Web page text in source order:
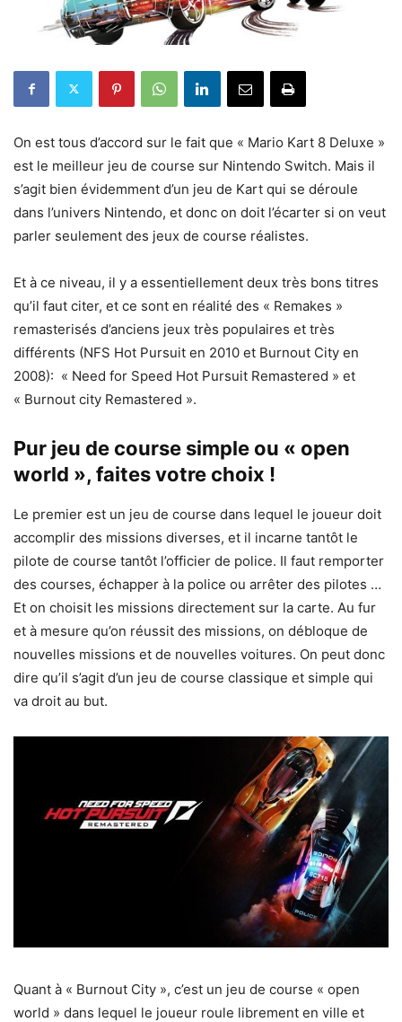
On est tous d’accord sur le fait que « Mario Kart 8 Deluxe »
est le meilleur jeu de course sur Nintendo Switch. Mais il
s’agit bien évidemment d’un jeu de Kart qui se déroule
dans l’univers Nintendo, et donc on doit l’écarter si on veut
parler seulement des jeux de course réalistes.
Et à ce niveau, il y a essentiellement deux très bons titres
qu’il faut citer, et ce sont en réalité des « Remakes »
remasterisés d’anciens jeux très populaires et très
différents (NFS Hot Pursuit en 2010 et Burnout City en
2008): « Need for Speed Hot Pursuit Remastered » et
« Burnout city Remastered ».
Pur jeu de course simple ou « open
world », faites votre choix !
Le premier est un jeu de course dans lequel le joueur doit
accomplir des missions diverses, et il incarne tantôt le
pilote de course tantôt l’officier de police. Il faut remporter
des courses, échapper à la police ou arrêter des pilotes …
Et on choisit les missions directement sur la carte. Au fur
et à mesure qu’on réussit des missions, on débloque de
nouvelles missions et de nouvelles voitures. On peut donc
dire qu’il s’agit d’un jeu de course classique et simple qui
va droit au but.
Quant à « Burnout City », c’est un jeu de course « open
world » dans lequel le joueur roule librement en ville et